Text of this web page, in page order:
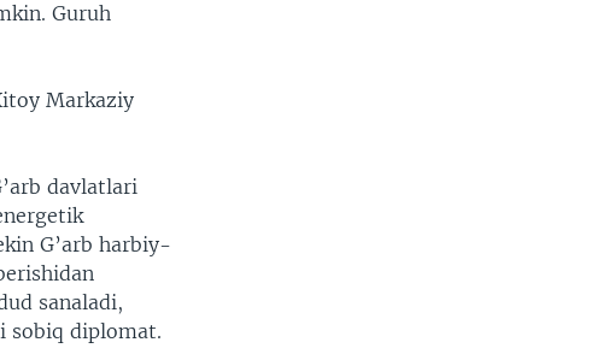
Guruh
Markaziy
davlatlari
G’arb harbiy-
sanaladi,
sobiq diplomat.